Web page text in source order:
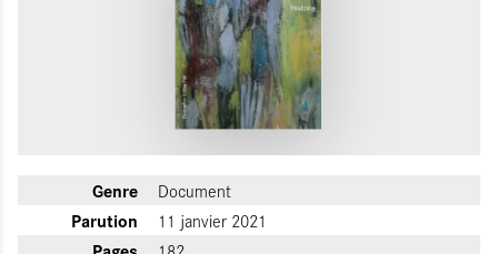
Genre Document
Parution 11 janvier 2021